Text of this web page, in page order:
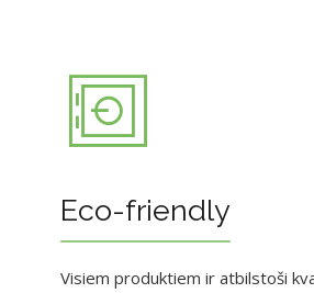
Eco-friendly
Visiem produktiem ir atbilstoši